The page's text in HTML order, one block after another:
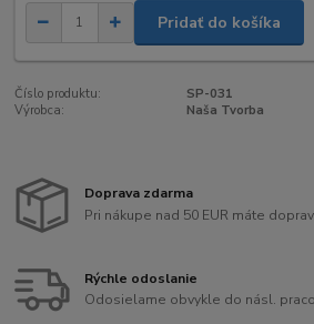
Pridať do košíka
Číslo produktu:
SP-031
Výrobca:
Naša Tvorba
Doprava zdarma
Pri nákupe nad 50 EUR máte
Rýchle odoslanie
Odosielame obvykle do násl.